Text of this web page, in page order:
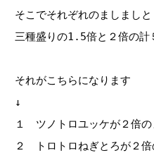
そこでそれぞれのましましと
三種盛りの1.5倍と２倍の
それがこちらになります
↓
１ ツノトロユッケが２倍
２ トロトロねぎとろが２